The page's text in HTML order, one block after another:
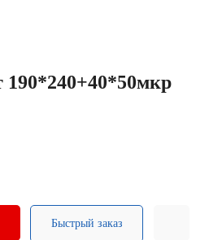
190*240+40*50мкр
Быстрый заказ